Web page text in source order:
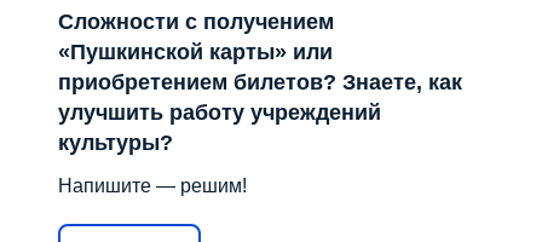
Сложности с получением
«Пушкинской карты» или
приобретением билетов? Знаете, как
улучшить работу учреждений
культуры?
Напишите — решим!